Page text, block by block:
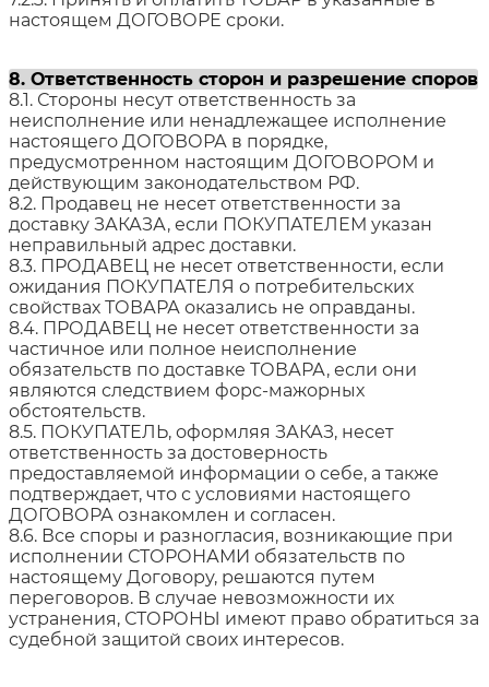
настоящем ДОГОВОРЕ сроки.
8. Ответственность сторон и разрешение споров
8.1. Стороны несут ответственность за
неисполнение или ненадлежащее исполнение
настоящего ДОГОВОРА в порядке,
предусмотренном настоящим ДОГОВОРОМ и
действующим законодательством РФ.
8.2. Продавец не несет ответственности за
доставку ЗАКАЗА, если ПОКУПАТЕЛЕМ указан
неправильный адрес доставки.
8.3. ПРОДАВЕЦ не несет ответственности, если
ожидания ПОКУПАТЕЛЯ о потребительских
свойствах ТОВАРА оказались не оправданы.
8.4. ПРОДАВЕЦ не несет ответственности за
частичное или полное неисполнение
обязательств по доставке ТОВАРА, если они
являются следствием форс-мажорных
обстоятельств.
8.5. ПОКУПАТЕЛЬ, оформляя ЗАКАЗ, несет
ответственность за достоверность
предоставляемой информации о себе, а также
подтверждает, что с условиями настоящего
ДОГОВОРА ознакомлен и согласен.
8.6. Все споры и разногласия, возникающие при
исполнении СТОРОНАМИ обязательств по
настоящему Договору, решаются путем
переговоров. В случае невозможности их
устранения, СТОРОНЫ имеют право обратиться за
судебной защитой своих интересов.